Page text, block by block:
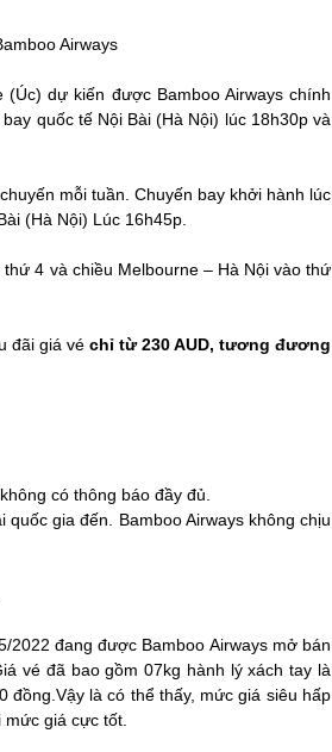
Airways
dự kiến được Bamboo Airways chính
quốc tế Nội Bài (Hà Nội) lúc 18h30p và
mỗi tuần. Chuyến bay khởi hành lúc
(Hà Nội) Lúc 16h45p.
4 và chiều Melbourne – Hà Nội vào thứ
đãi giá vé chỉ từ 230 AUD, tương đương
có thông báo đầy đủ.
gia đến. Bamboo Airways không chịu
2022 đang được Bamboo Airways mở bán
vé đã bao gồm 07kg hành lý xách tay là
là có thể thấy, mức giá siêu hấp
giá cực tốt.